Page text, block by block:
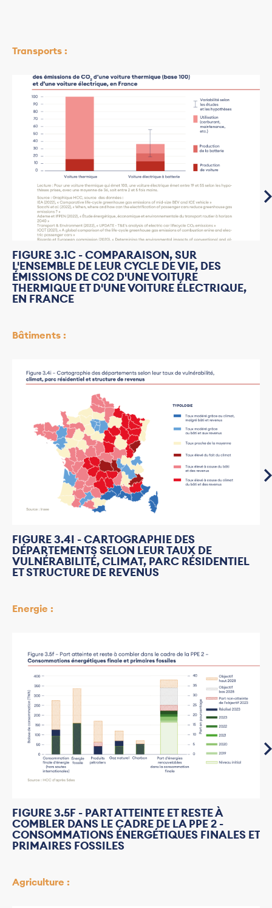
Transports :
FIGURE 3.1C - COMPARAISON, SUR
L'ENSEMBLE DE LEUR CYCLE DE VIE, DES
ÉMISSIONS DE CO2 D'UNE VOITURE
THERMIQUE ET D'UNE VOITURE ÉLECTRIQUE,
EN FRANCE
Bâtiments :
FIGURE 3.4I - CARTOGRAPHIE DES
DÉPARTEMENTS SELON LEUR TAUX DE
VULNÉRABILITÉ, CLIMAT, PARC RÉSIDENTIEL
ET STRUCTURE DE REVENUS
Energie :
FIGURE 3.5F - PART ATTEINTE ET RESTE À
COMBLER DANS LE CADRE DE LA PPE 2 -
CONSOMMATIONS ÉNERGÉTIQUES FINALES ET
PRIMAIRES FOSSILES
Agriculture :